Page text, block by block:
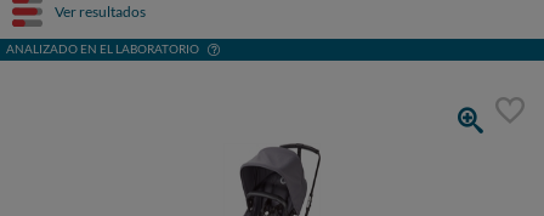
Ver resultados
ANALIZADO EN EL LABORATORIO